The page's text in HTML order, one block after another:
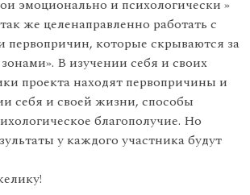
эмоционально и психологически »
же целенаправленно работать с
первопричин, которые скрываются за
В изучении себя и своих
проекта находят первопричины и
себя и своей жизни, способы
благополучие. Но
у каждого участника будут